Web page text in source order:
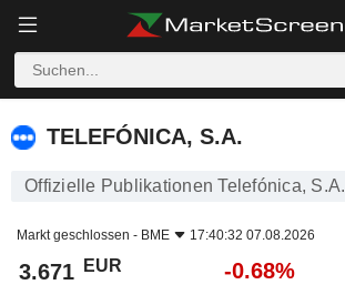
TELEFÓNICA, S.A.
TELEFÓNICA, S.A.
Offizielle Publikationen Telefónica, S.A.
Markt geschlossen - BME 17:40:32 07.08.2026
3.671 EUR -0.68%